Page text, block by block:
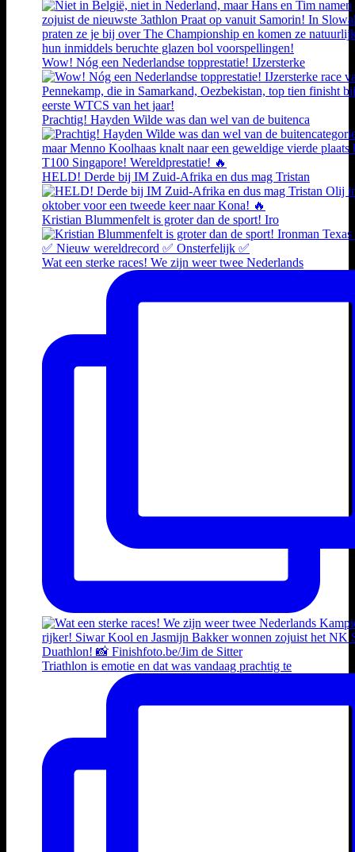
Wow! Nóg een Nederlandse topprestatie! IJzersterke
Prachtig! Hayden Wilde was dan wel van de buitenca
HELD! Derde bij IM Zuid-Afrika en dus mag Tristan
Kristian Blummenfelt is groter dan de sport! Iro
Wat een sterke races! We zijn weer twee Nederlands
Triathlon is emotie en dat was vandaag prachtig te